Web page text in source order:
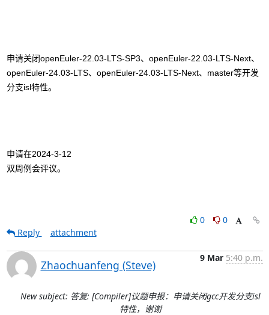
申请关闭openEuler-22.03-LTS-SP3、 openEuler-22.03-LTS-Next、
openEuler-24.03-LTS、 openEuler-24.03-LTS-Next、 master等开发
分支isl特性。
申请在
双周例会评议。
0
0
Reply
attachment
Zhaochuanfeng (Steve)
9 Mar 5:40 p.m.
New subject: 答复: [Compiler]议题申报：申请关闭gcc开发分支isl
特性，谢谢